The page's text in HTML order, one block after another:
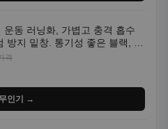
운동 러닝화, 가볍고 충격 흡수
방지 밑창. 통기성 좋은 블랙, 화
데이션 색상
격
인기 →